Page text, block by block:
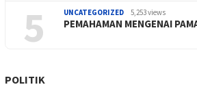
5 UNCATEGORIZED 5,253 views
PEMAHAMAN MENGENAI
POLITIK